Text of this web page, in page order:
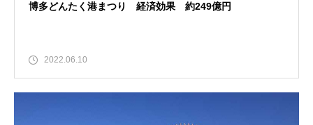
博多どんたく港まつり 経済効果 約249億円
2022.06.10